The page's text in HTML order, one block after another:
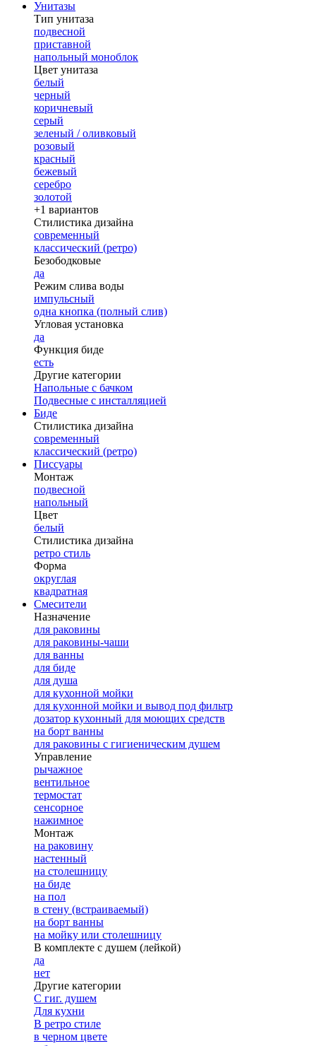
Унитазы
Тип унитаза
подвесной
приставной
напольный моноблок
Цвет унитаза
белый
черный
коричневый
серый
зеленый / оливковый
розовый
красный
бежевый
серебро
золотой
+1 вариантов
Стилистика дизайна
современный
классический (ретро)
Безободковые
да
Режим слива воды
импульсный
одна кнопка (полный слив)
Угловая установка
да
Функция биде
есть
Другие категории
Напольные с бачком
Подвесные с инсталляцией
Биде
Стилистика дизайна
современный
классический (ретро)
Писсуары
Монтаж
подвесной
напольный
Цвет
белый
Стилистика дизайна
ретро стиль
Форма
округлая
квадратная
Смесители
Назначение
для раковины
для раковины-чаши
для ванны
для биде
для душа
для кухонной мойки
для кухонной мойки и вывод под фильтр
дозатор кухонный для моющих средств
на борт ванны
для раковины с гигиеническим душем
Управление
рычажное
вентильное
термостат
сенсорное
нажимное
Монтаж
на раковину
настенный
на столешницу
на биде
на пол
в стену (встраиваемый)
на борт ванны
на мойку или столешницу
В комплекте с душем (лейкой)
да
нет
Другие категории
С гиг. душем
Для кухни
В ретро стиле
в черном цвете